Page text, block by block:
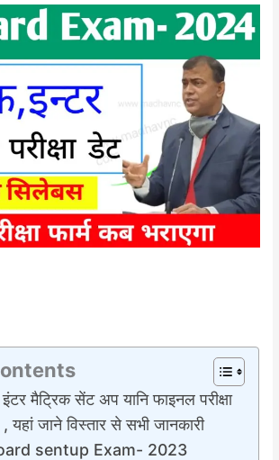
इंटर मैट्रिक सेंट अप यानि फाइनल परीक्षा
यहां जाने विस्तार से सभी जानकारी
sentup Exam- 2023